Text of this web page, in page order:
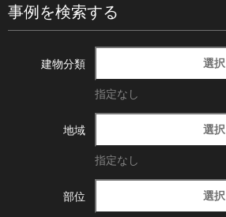
事例を検索する
建物分類 選択
指定なし
地域 選択
指定なし
部位 選択